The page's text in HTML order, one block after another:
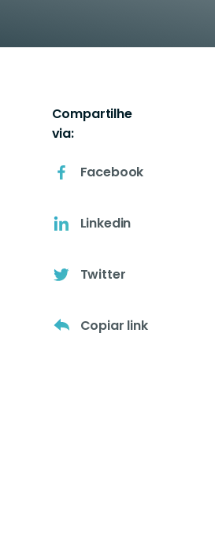
Compartilhe
via:
Facebook
Linkedin
Twitter
Copiar link